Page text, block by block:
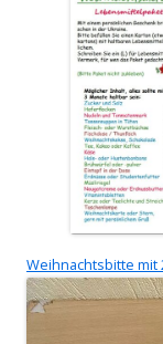
Weihnachtsbitte mit